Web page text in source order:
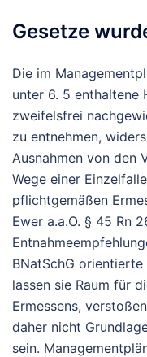
Gesetze
Die im
unter 6. 5 enthaltene
zweifelsfrei
zu entnehmen,
Ausnahmen von den
Wege einer
pflichtgemäßen
Ewer a.a.O. § 45 Rn
BNatSchG
lassen sie Raum für
Ermessens,
daher nicht
sein.